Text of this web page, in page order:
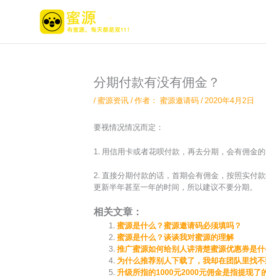
分期付款有没有佣金？
/蜜源资讯 / 作者： 蜜源邀请码 / 2020年4月2日
要视情况情况而定：
1. 用信用卡或者花呗付款，再去分期，会有佣金的
2. 直接分期付款的话，首期会有佣金，按照实付
更新半年甚至一年的时间，所以建议不要分期。
相关文章：
蜜源是什么？蜜源邀请码必须填吗？
蜜源是什么？谈谈我对蜜源的理解
推广蜜源如何给别人讲清楚蜜源优惠券是什
为什么推荐别人下载了，我却在团队里找不
升级所指的1000元2000元佣金是指提现了